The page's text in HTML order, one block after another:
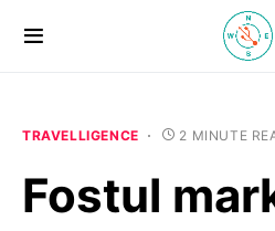
TRAVELLIGENCE 2 MINUTE
Fostul